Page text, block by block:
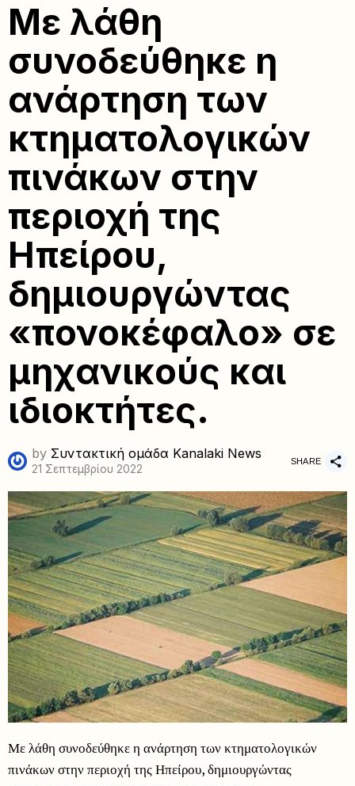
Με λάθη
συνοδεύθηκε η
ανάρτηση των
κτηματολογικών
πινάκων στην
περιοχή της
Ηπείρου,
δημιουργώντας
«πονοκέφαλο» σε
μηχανικούς και
ιδιοκτήτες.
by Συντακτική ομάδα Kanalaki News
21 Σεπτεμβρίου 2022
SHARE
Με λάθη συνοδεύθηκε η ανάρτηση των κτηματολογικών
πινάκων στην περιοχή της Ηπείρου, δημιουργώντας